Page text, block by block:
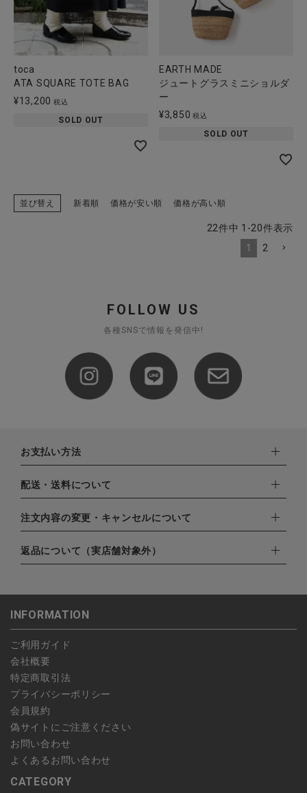
toca
ATA SQUARE TOTE BAG
¥13,200 税込
SOLD OUT
EARTH MADE
ジュートグラスミニショルダ
ー
¥3,850 税込
SOLD OUT
並び替え 新着順 価格が安い順 価格が高い順
22件中 1 -20件表示
1
2
FOLLOW US
各種SNSで情報を発信中!
お支払い方法
下記お支払い方法よりお選びいただけます。
・クレジットカード（VISA,mastercard,JCB,AMERICAN
EXPRESS,Diners Club）
・amazonペイメント
・楽天ペイ
・PayPay
配送・送料について
配達業者：日本郵便
北海道：1,400円
注文内容の変更・キャンセルについて
ご注文日当日から翌日のAM9:00までにご連絡頂いた場合はキャ
ンセルは可能です。
します。
予約商品など一部キャンセルが出来ない場合がございます。あら
かじめご了承ください。
返品について（実店舗対象外）
こちら よりご依頼ください。
INFORMATION
ご利用ガイド
会社概要
特定商取引法
プライバシーポリシー
会員規約
偽サイトにご注意ください
お問い合わせ
よくあるお問い合わせ
CATEGORY